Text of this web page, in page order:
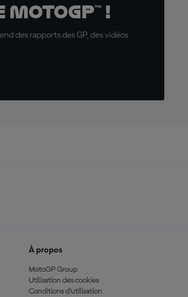
!
des rapports des GP, des vidéos
À propos
MotoGP Group
Utilisation des cookies
Conditions d'utilisation